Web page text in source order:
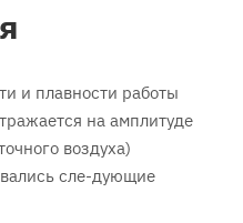
и плавности работы
на амплитуде
воздуха)
сле-дующие